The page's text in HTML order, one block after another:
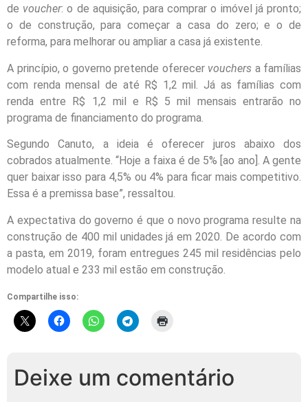
de voucher: o de aquisição, para comprar o imóvel já pronto;
o de construção, para começar a casa do zero; e o de
reforma, para melhorar ou ampliar a casa já existente.
A princípio, o governo pretende oferecer vouchers a famílias
com renda mensal de até R$ 1,2 mil. Já as famílias com
renda entre R$ 1,2 mil e R$ 5 mil mensais entrarão no
programa de financiamento do programa.
Segundo Canuto, a ideia é oferecer juros abaixo dos
cobrados atualmente. “Hoje a faixa é de 5% [ao ano]. A gente
quer baixar isso para 4,5% ou 4% para ficar mais competitivo.
Essa é a premissa base”, ressaltou.
A expectativa do governo é que o novo programa resulte na
construção de 400 mil unidades já em 2020. De acordo com
a pasta, em 2019, foram entregues 245 mil residências pelo
modelo atual e 233 mil estão em construção.
Compartilhe isso:
Deixe um comentário